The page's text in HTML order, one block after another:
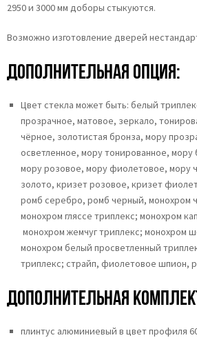
2950 и 3000 мм доборы стыкуются.
Возможно изготовление дверей
Дополнительная опция:
Цвет стекла может быть: белый
прозрачное, матовое, зеркало,
чёрное, золотистая бронза, мору
осветленное, мору тонированное, мору
мору розовое, мору фиолетовое, мору
золото, кризет розовое, кризет
ромб серебро, ромб черный, монохром
монохром гляссе триплекс; монохром
монохром жемчуг триплекс; монохром
монохром белый просветленный
триплекс; страйп, фиолетовое шпион,
Дополнительная
плинтус алюминиевый в цвет профиля